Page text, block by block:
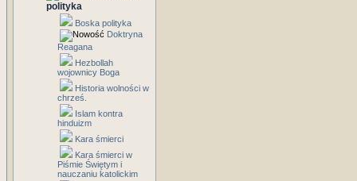
polityka
Boska polityka
Doktryna
Reagana
Hezbollah
wojownicy Boga
Historia wolności w
chrześ.
Islam kontra
hinduizm
Kara śmierci
Kara śmierci w
Piśmie Świętym i
nauczaniu katolickim